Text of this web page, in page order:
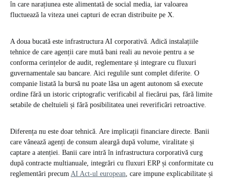
în care narațiunea este alimentată de social media, iar valoarea
fluctuează la viteza unei capturi de ecran distribuite pe X.
A doua bucată este infrastructura AI corporativă. Adică instalațiile
tehnice de care agenții care mută bani reali au nevoie pentru a se
conforma cerințelor de audit, reglementare și integrare cu fluxuri
guvernamentale sau bancare. Aici regulile sunt complet diferite. O
companie listată la bursă nu poate lăsa un agent autonom să execute
ordine fără un istoric criptografic verificabil al fiecărui pas, fără limite
setabile de cheltuieli și fără posibilitatea unei reverificări retroactive.
Diferența nu este doar tehnică. Are implicații financiare directe. Banii
care vânează agenți de consum aleargă după volume, viralitate și
captare a atenției. Banii care intră în infrastructura corporativă curg
după contracte multianuale, integrări cu fluxuri ERP și conformitate cu
reglementări precum AI Act-ul european, care impune explicabilitate și